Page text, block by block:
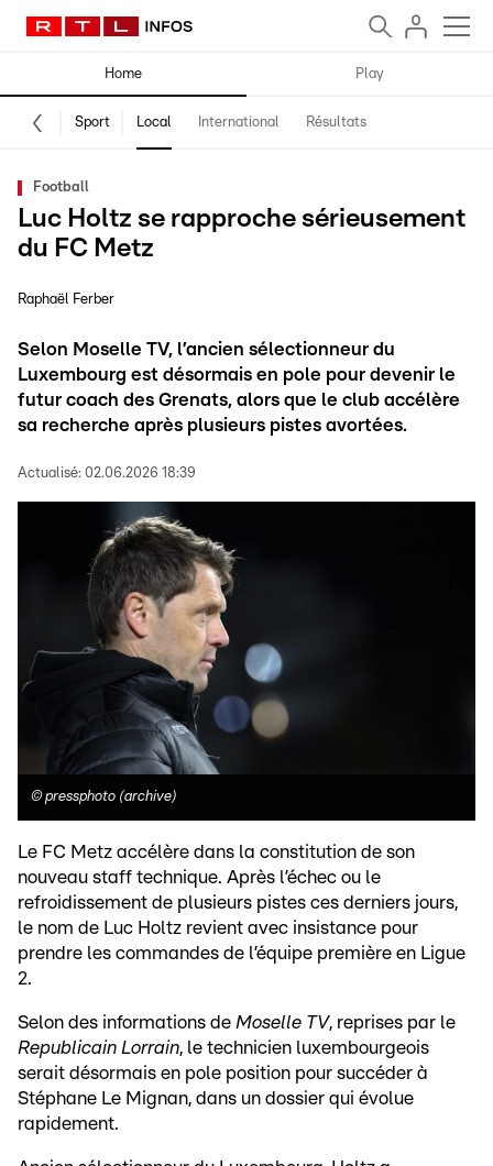
Home Play
Sport Local International Résultats
Football
Luc Holtz se rapproche sérieusement
du FC Metz
Raphaël Ferber
Selon Moselle TV, l’ancien sélectionneur du
Luxembourg est désormais en pole pour devenir le
futur coach des Grenats, alors que le club accélère
sa recherche après plusieurs pistes avortées.
Actualisé: 02.06.2026 18:39
© pressphoto (archive)
Le FC Metz accélère dans la constitution de son
nouveau staff technique. Après l’échec ou le
refroidissement de plusieurs pistes ces derniers jours,
le nom de Luc Holtz revient avec insistance pour
prendre les commandes de l’équipe première en Ligue
2.
Selon des informations de Moselle TV, reprises par le
Republicain Lorrain, le technicien luxembourgeois
serait désormais en pole position pour succéder à
Stéphane Le Mignan, dans un dossier qui évolue
rapidement.